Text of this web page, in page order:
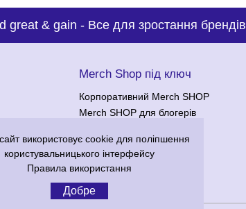
great & gain -Все для зростання брендів
Merch Shop під ключ
Корпоративний Merch SHOP
Merch SHOP для блогерів
використовує cookie для поліпшення
користувальницького інтерфейсу
Правила використання
Добре